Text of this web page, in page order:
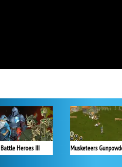
Battle Heroes III